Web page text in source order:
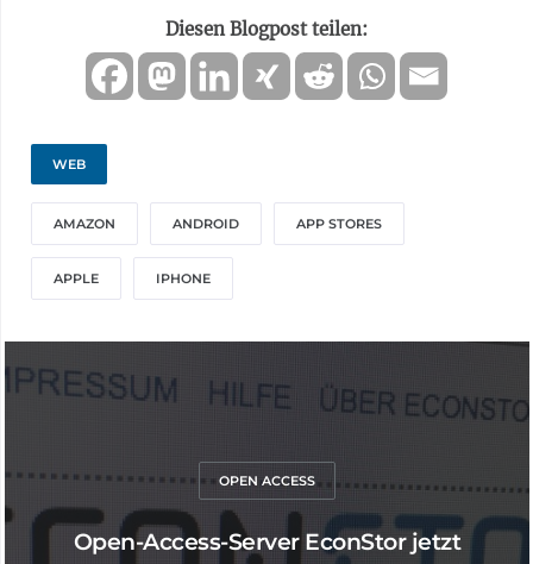
Diesen Blogpost teilen:
WEB
AMAZON ANDROID APP STORES
APPLE IPHONE
OPEN ACCESS
Open-Access-Server EconStor jetzt